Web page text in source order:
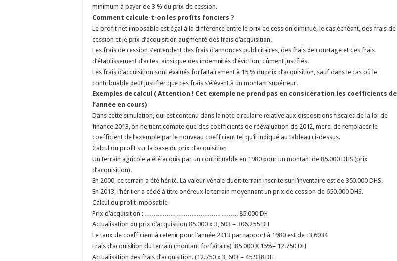
minimum à payer de 3 % du prix de cession.
Comment calcule-t-on les profits fonciers ?
Le profit net imposable est égal à la différence entre le prix de cession diminué, le cas échéant, des frais de
cession et le prix d’acquisition augmenté des frais d’acquisition.
Les frais de cession s’entendent des frais d’annonces publicitaires, des frais de courtage et des frais
d’établissement d’actes, ainsi que des indemnités d’éviction, dûment justifiés.
Les frais d’acquisition sont évalués forfaitairement à 15 % du prix d’acquisition, sauf dans le cas où le
contribuable peut justifier que ces frais s’élèvent à un montant supérieur.
Exemples de calcul ( Attention ! Cet exemple ne prend pas en considération les coefficients de
l’année en cours)
Dans cette simulation, qui est contenu dans la note circulaire relative aux dispositions fiscales de la loi de
finance 2013, on ne tient compte que des coefficients de réévaluation de 2012, merci de remplacer le
coefficient de l’exemple par le nouveau coefficient tel qu’il indiqué au tableau ci-dessus.
Calcul du profit sur la base du prix d’acquisition
Un terrain agricole a été acquis par un contribuable en 1980 pour un montant de 85.000 DHS (prix
d’acquisition).
En 2000, ce terrain a été hérité. La valeur vénale dudit terrain inscrite sur l’inventaire est de 350.000 DHS.
En 2013, l’héritier a cédé à titre onéreux le terrain moyennant un prix de cession de 650.000 DHS.
Calcul du profit imposable
Prix d’acquisition : …………………………………….. 85.000 DH
Actualisation du prix d’acquisition 85.000 x 3, 603 = 306.255 DH
Le taux de coefficient à retenir pour l’année 2013 par rapport à 1980 est de : 3,6034
Frais d’acquisition du terrain (montant forfaitaire) :85 000 X 15%= 12.750 DH
Actualisation des frais d’acquisition. (12.750 x 3, 603 = 45.938 DH